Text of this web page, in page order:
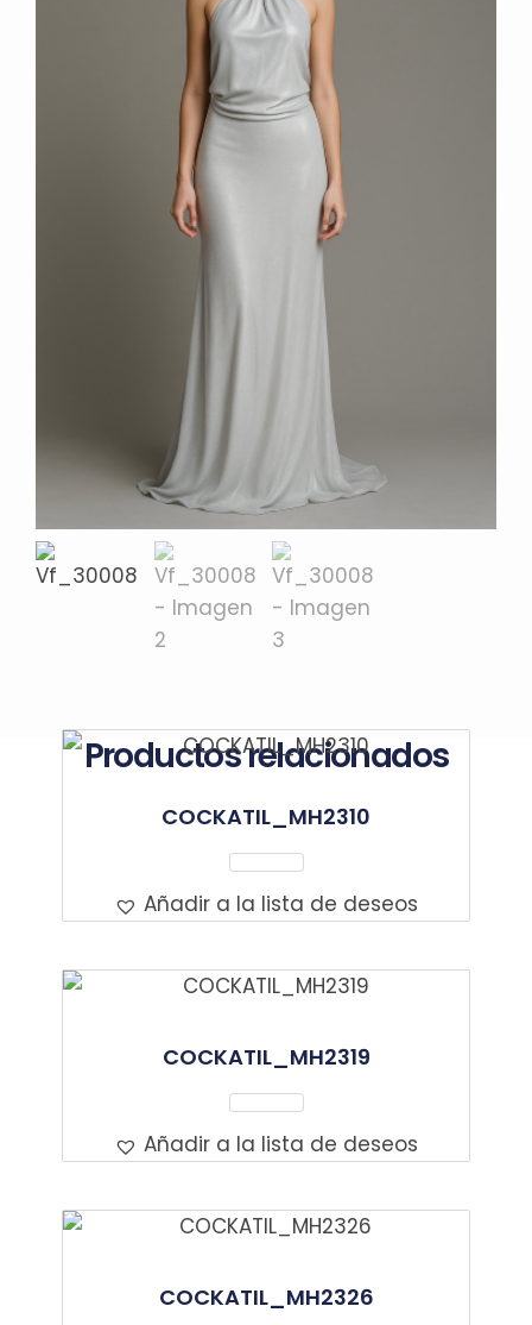
Productos relacionados
COCKATIL_MH2310
Leer Más
Añadir a la lista de deseos
COCKATIL_MH2319
Leer Más
Añadir a la lista de deseos
COCKATIL_MH2326